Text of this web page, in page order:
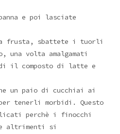
e poi lasciate
frusta, sbattete i tuorli
una volta amalgamati
il composto di latte e
un paio di cucchiai ai
tenerli morbidi. Questo
perchè i finocchi
altrimenti si